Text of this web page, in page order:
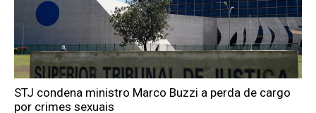
STJ condena ministro Marco Buzzi a perda de cargo
por crimes sexuais